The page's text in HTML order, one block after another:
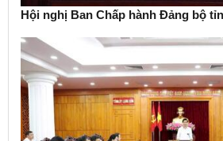
Hội nghị Ban Chấp hành Đảng bộ